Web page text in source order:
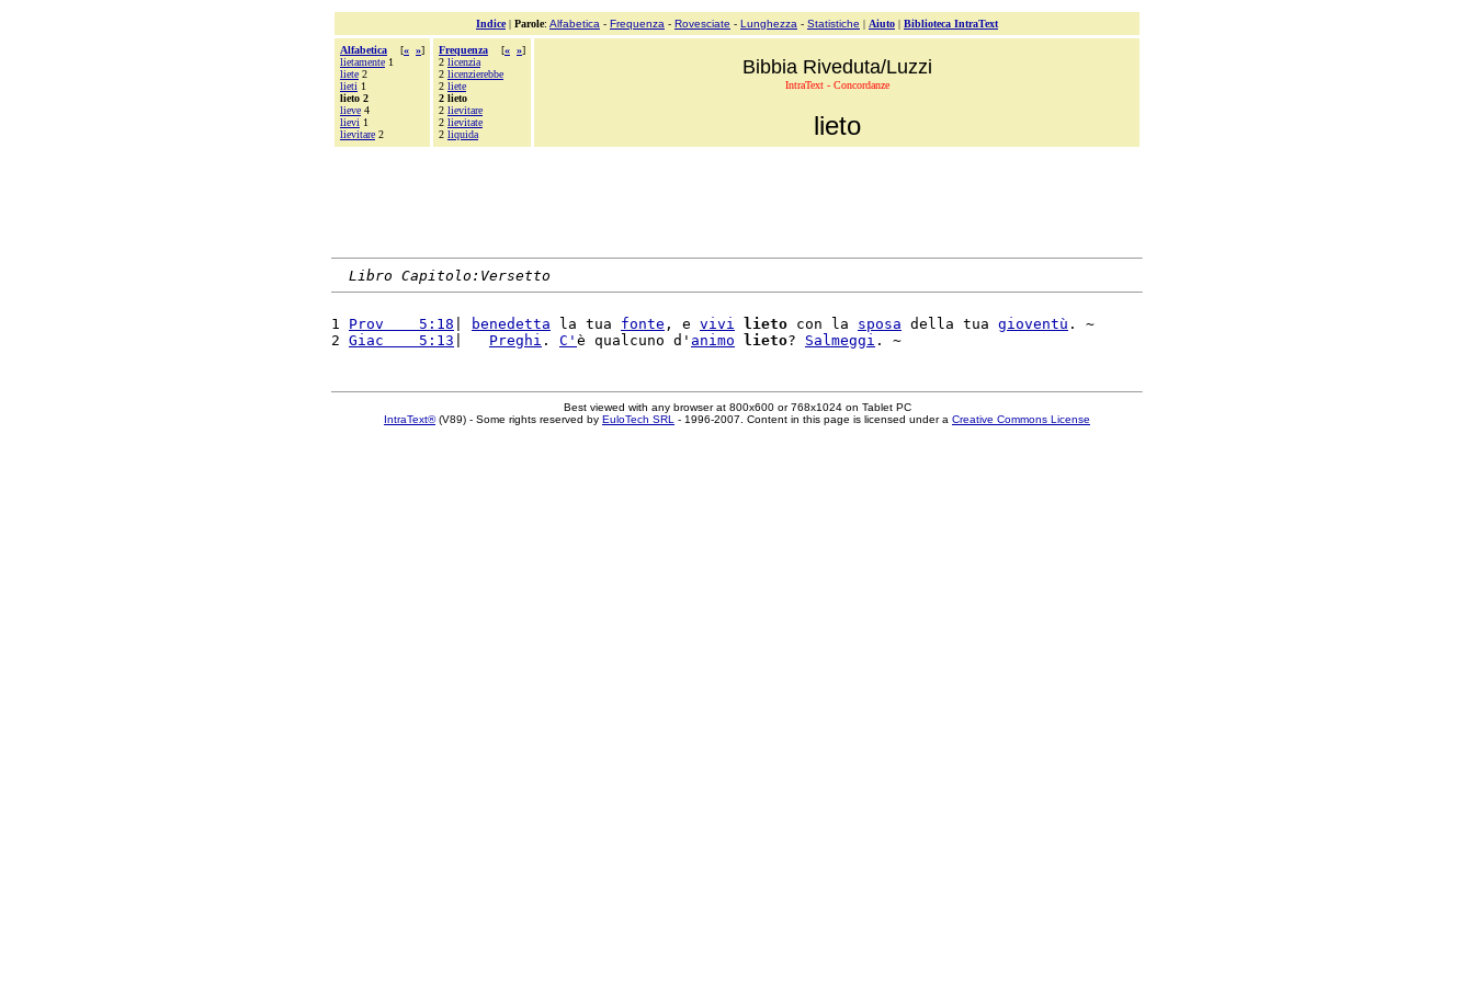
Indice| Parole: Alfabetica - Frequenza - Rovesciate - Lunghezza - Statistiche | Aiuto | Biblioteca IntraText
Alfabetica [« »]
lietamente 1
liete 2
lieti 1
lieto 2
lieve 4
lievi 1
lievitare 2
Frequenza [« »]
2 licenzia
2 licenzierebbe
2 liete
2 lieto
2 lievitare
2 lievitate
2 liquida
Bibbia Riveduta/Luzzi
IntraText - Concordanze
lieto
Libro Capitolo:Versetto
1 Prov    5:18 benedetta la tua fonte , e vivi lieto con la sposa della tua gioventù . ~
2 Giac    5:13 Preghi . C' è qualcuno d' animo lieto? Salmeggi
Best viewed with any browser at 800x600 or 768x1024 on Tablet PC
IntraText®(V89) - Some rights reserved by EuloTech SRL - 1996-2007. Content in this page is licensed under a Creative Commons License